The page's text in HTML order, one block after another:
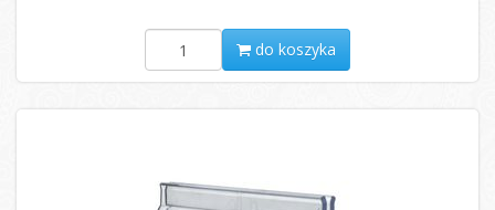
do koszyka